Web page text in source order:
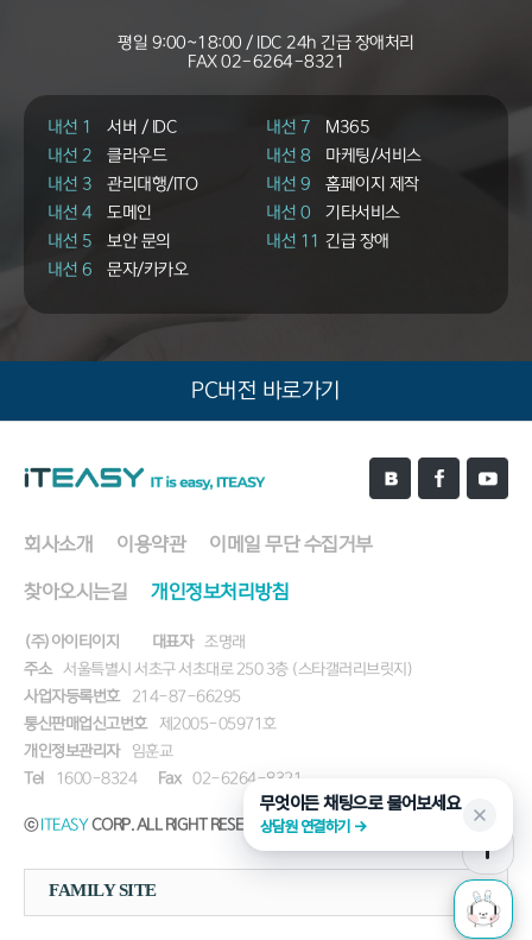
평일 9:00~18:00 / IDC 24h 긴급 장애처리
FAX02-6264-8321
내선 1 서버 / IDC 내선 7
M365
내선 2
클라우드 내선 8
마케팅/서비스
내선 3
관리대행/ITO 내선 9
홈페이지 제작
내선 4
도메인 내선 0
기타서비스
내선 5
보안 문의 내선 11 긴급 장애
내선 6
문자/카카오
PC버전 바로가기
회사소개 이용약관 이메일 무단 수집거부
찾아오시는길 개인정보처리방침
(주)아이티이지 대표자
조명래
주소
서울특별시 서초구 서초대로 250 3층 (스타갤러리브릿지)
사업자등록번호
214-87-66295
통신판매업신고번호
제2005-05971호
개인정보관리자
임훈교
Tel
1600-8324 Fax 02-6264-8321
ⓒ ITEASY CORP. ALL RIGHT RESERVED.
FAMILY SITE
무엇이든 채팅으로 물어보세요
상담원 연결하기 →